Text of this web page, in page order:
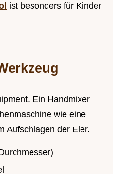
ist besonders für Kinder
Ein Handmixer
wie eine
Aufschlagen der Eier.